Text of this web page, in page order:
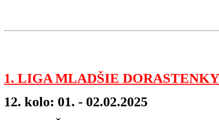
1. LIGA MLADŠIE
12. kolo: 01. - 02.02.2025